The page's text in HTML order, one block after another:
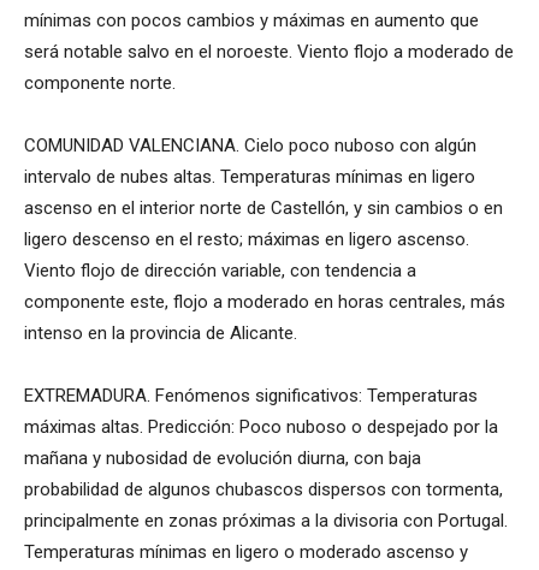
mínimas con pocos cambios y máximas en aumento que
será notable salvo en el noroeste. Viento flojo a moderado de
componente norte.
COMUNIDAD VALENCIANA. Cielo poco nuboso con algún
intervalo de nubes altas. Temperaturas mínimas en ligero
ascenso en el interior norte de Castellón, y sin cambios o en
ligero descenso en el resto; máximas en ligero ascenso.
Viento flojo de dirección variable, con tendencia a
componente este, flojo a moderado en horas centrales, más
intenso en la provincia de Alicante.
EXTREMADURA. Fenómenos significativos: Temperaturas
máximas altas. Predicción: Poco nuboso o despejado por la
mañana y nubosidad de evolución diurna, con baja
probabilidad de algunos chubascos dispersos con tormenta,
principalmente en zonas próximas a la divisoria con Portugal.
Temperaturas mínimas en ligero o moderado ascenso y